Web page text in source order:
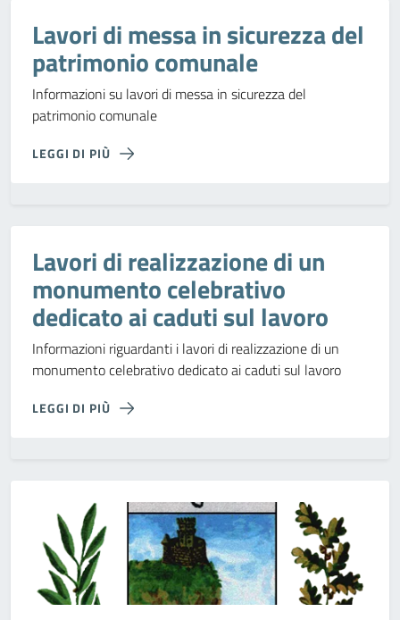
Lavori di messa in sicurezza del
patrimonio comunale
Informazioni su lavori di messa in sicurezza del
patrimonio comunale
LEGGI DI PIÙ
Lavori di realizzazione di un
monumento celebrativo
dedicato ai caduti sul lavoro
Informazioni riguardanti i lavori di realizzazione di un
monumento celebrativo dedicato ai caduti sul lavoro
LEGGI DI PIÙ